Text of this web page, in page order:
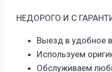
НЕДОРОГО И С
Выезд в удобное
Используем
Обслуживаем